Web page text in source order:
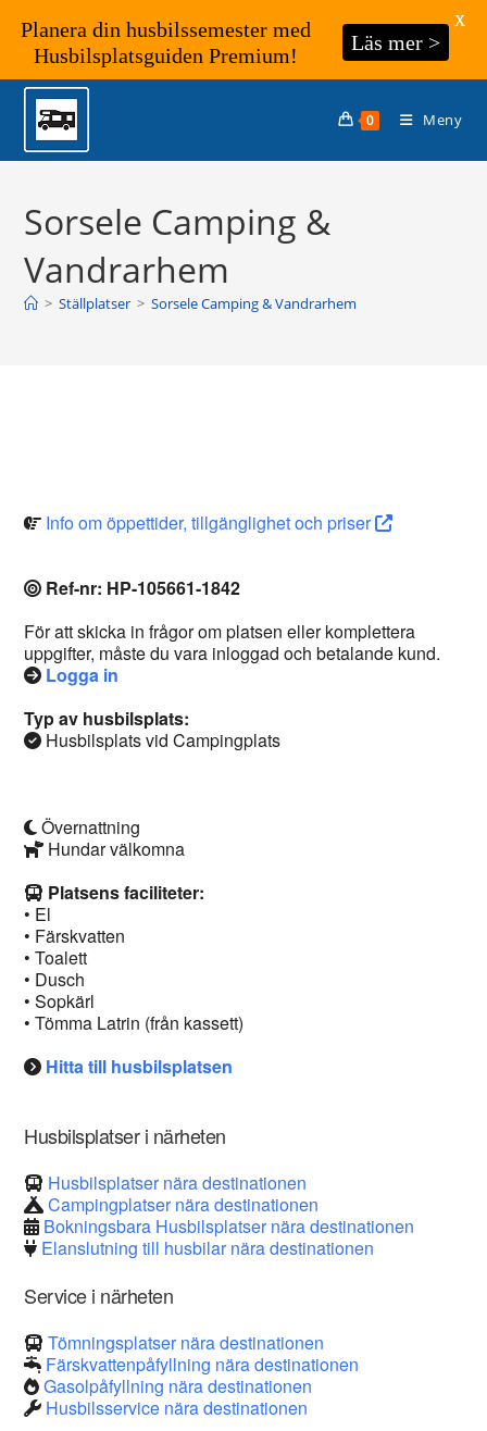
Hoppa
innehållet
0 Meny
Sorsele Camping &
Vandrarhem
> Ställplatser > Sorsele Camping & Vandrarhem
Info om öppettider, tillgänglighet och priser
Ref-nr: HP-105661-1842
För att skicka in frågor om platsen eller komplettera
uppgifter, måste du vara inloggad och betalande kund.
Logga in
Typ av husbilsplats:
Husbilsplats vid Campingplats
Övernattning
Hundar välkomna
Platsens faciliteter:
• El
• Färskvatten
• Toalett
• Dusch
• Sopkärl
• Tömma Latrin (från kassett)
Hitta till husbilsplatsen
Husbilsplatser i närheten
Husbilsplatser nära destinationen
Campingplatser nära destinationen
Bokningsbara Husbilsplatser nära destinationen
Elanslutning till husbilar nära destinationen
Service i närheten
Tömningsplatser nära destinationen
Färskvattenpåfyllning nära destinationen
Gasolpåfyllning nära destinationen
Husbilsservice nära destinationen
Planera din husbilssemester med
Husbilsplatsguiden Premium!
Läs mer >
X